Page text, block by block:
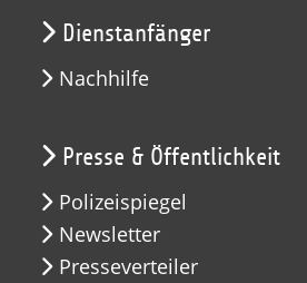
Dienstanfänger
Nachhilfe
Presse & Öffentlichkeit
Polizeispiegel
Newsletter
Presseverteiler